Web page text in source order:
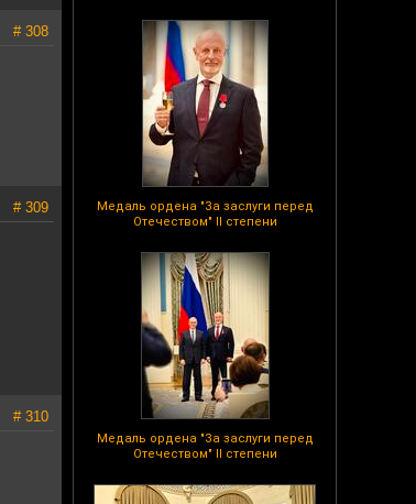
Медаль ордена "За заслуги перед
Отечеством" II степени
Медаль ордена "За заслуги перед
Отечеством" II степени
# 308
# 309
# 310